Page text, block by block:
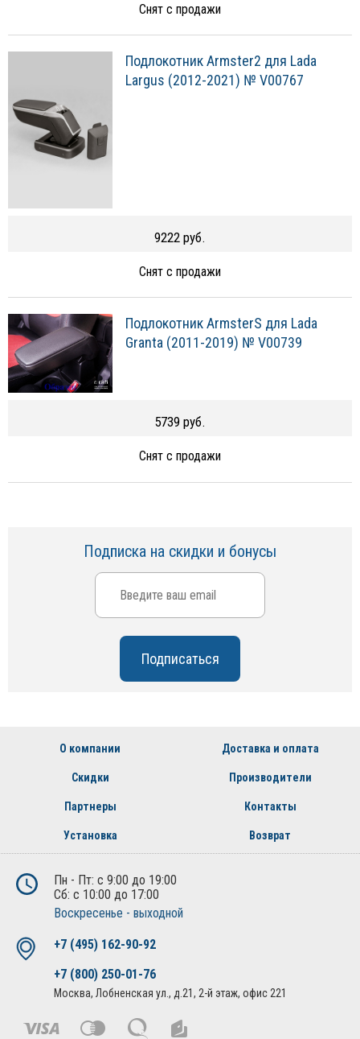
Снят с продажи
Подлокотник Armster2 для Lada
Largus (2012-2021) № V00767
9222 руб.
Снят с продажи
Подлокотник ArmsterS для Lada
Granta (2011-2019) № V00739
5739 руб.
Снят с продажи
Подписка на скидки и бонусы
О компании Доставка и оплата
Скидки Производители
Партнеры Контакты
Установка Возврат
Пн - Пт: с 9:00 до 19:00
Сб: с 10:00 до 17:00
Воскресенье - выходной
+7 (495) 162-90-92
+7 (800) 250-01-76
Москва, Лобненская ул., д.21, 2-й этаж, офис 221